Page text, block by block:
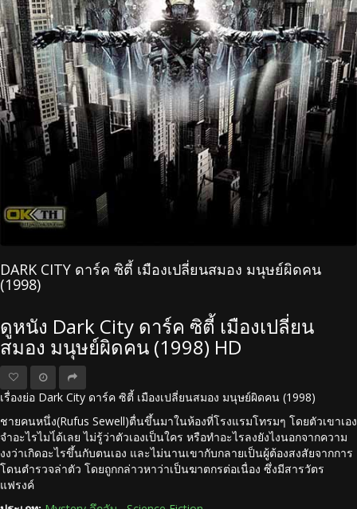
DARK CITY ดาร์ค ซิตี้ เมืองเปลี่ยนสมอง มนุษย์ผิดคน
(1998)
ดูหนัง Dark City ดาร์ค ซิตี้ เมืองเปลี่ยน
สมอง มนุษย์ผิดคน (1998) HD
เรื่องย่อ Dark City ดาร์ค ซิตี้ เมืองเปลี่ยนสมอง มนุษย์ผิดคน (1998)
ชายคนหนึ่ง(Rufus Sewell)ตื่นขึ้นมาในห้องที่โรงแรมโทรมๆ โดยตัวเขาเอง
จำอะไรไมไ่ด้เลย ไม่รู้ว่าตัวเองเป็นใคร หรือทำอะไรลงยังไงนอกจากความ
งงว่าเกิดอะไรขึ้นกับตนเอง และไม่นานเขากับกลายเป็นผู้ต้องสงสัยจากการ
โดนตำรวจล่าตัว โดยถูกกล่าวหาว่าเป็นฆาตกรต่อเนื่อง ซึ่งมีสารวัตร
แฟรงค์